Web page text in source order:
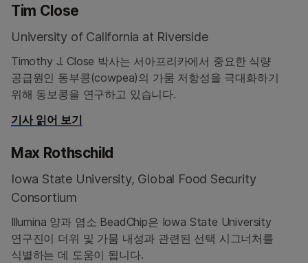
Tim Close
University of California at Riverside
Timothy J. Close 박사는 서아프리카에서 중요한 식량
공급원인 동부콩(cowpea)의 가뭄 저항성을 극대화하기
위해 동보콩을 연구하고 있습니다.
기사 읽어 보기
Max Rothschild
Iowa State University, Global Food Security
Consortium
Illumina 양과 염소 BeadChip은 Iowa State University
연구진이 더위 및 가뭄 내성과 관련된 선택 시그너처를
식별하는 데 도움이 됩니다.